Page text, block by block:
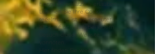
hierzu grundsätzlich erlauben.
Löschen Sie Ihre Cookies
regelmäßig, ist ein erneuter
Klick auf den Link bei jedem
Besuch dieser Website
Hier finden Sie weitere